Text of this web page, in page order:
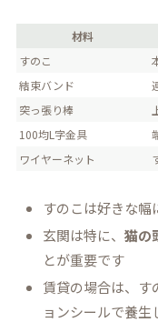
材料
すのこ
結束バンド
突っ張り棒
100均L字金具
ワイヤーネット
すのこは好きな
玄関は特に、猫の
とが重要です
賃貸の場合は、す
ョンシールで養